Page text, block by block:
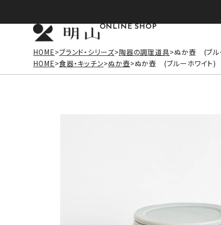
ONLINE SHOP
HOME ブランド・シリーズ 陶器の調理道具 ぬか壺 (ブル
HOME 食器・キッチン ぬか壺 ぬか壺 (ブルーホワイト)